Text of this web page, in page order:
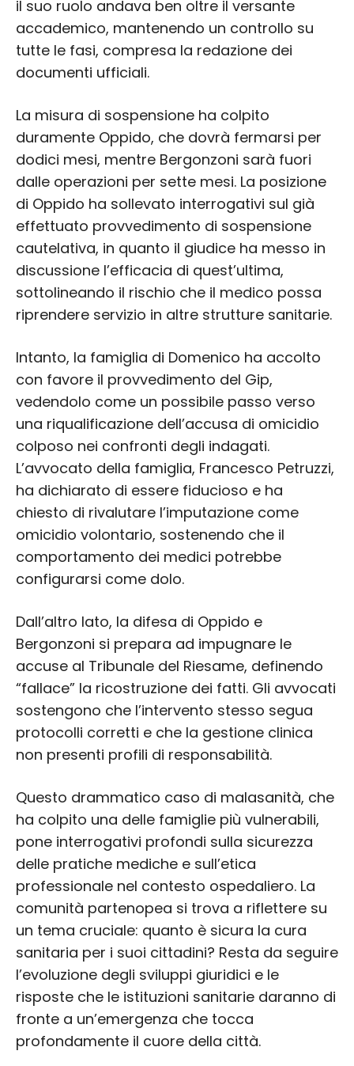
il suo ruolo andava ben oltre il versante
accademico, mantenendo un controllo su
tutte le fasi, compresa la redazione dei
documenti ufficiali.
La misura di sospensione ha colpito
duramente Oppido, che dovrà fermarsi per
dodici mesi, mentre Bergonzoni sarà fuori
dalle operazioni per sette mesi. La posizione
di Oppido ha sollevato interrogativi sul già
effettuato provvedimento di sospensione
cautelativa, in quanto il giudice ha messo in
discussione l’efficacia di quest’ultima,
sottolineando il rischio che il medico possa
riprendere servizio in altre strutture sanitarie.
Intanto, la famiglia di Domenico ha accolto
con favore il provvedimento del Gip,
vedendolo come un possibile passo verso
una riqualificazione dell’accusa di omicidio
colposo nei confronti degli indagati.
L’avvocato della famiglia, Francesco Petruzzi,
ha dichiarato di essere fiducioso e ha
chiesto di rivalutare l’imputazione come
omicidio volontario, sostenendo che il
comportamento dei medici potrebbe
configurarsi come dolo.
Dall’altro lato, la difesa di Oppido e
Bergonzoni si prepara ad impugnare le
accuse al Tribunale del Riesame, definendo
“fallace” la ricostruzione dei fatti. Gli avvocati
sostengono che l’intervento stesso segua
protocolli corretti e che la gestione clinica
non presenti profili di responsabilità.
Questo drammatico caso di malasanità, che
ha colpito una delle famiglie più vulnerabili,
pone interrogativi profondi sulla sicurezza
delle pratiche mediche e sull’etica
professionale nel contesto ospedaliero. La
comunità partenopea si trova a riflettere su
un tema cruciale: quanto è sicura la cura
sanitaria per i suoi cittadini? Resta da seguire
l’evoluzione degli sviluppi giuridici e le
risposte che le istituzioni sanitarie daranno di
fronte a un’emergenza che tocca
profondamente il cuore della città.